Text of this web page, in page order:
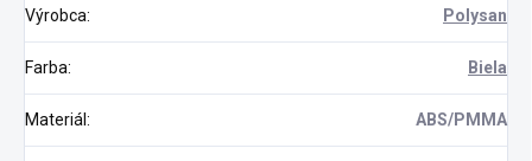
Výrobca: Polysan
Farba: Biela
Materiál: ABS/PMMA